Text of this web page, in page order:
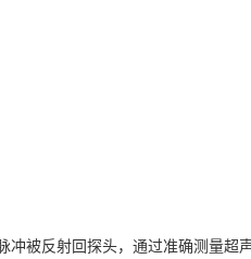
被反射回探头，通过准确测量超